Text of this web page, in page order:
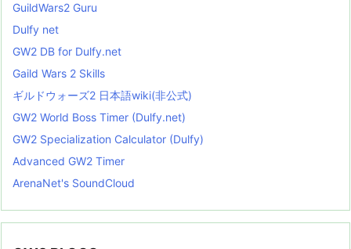
GuildWars2 Guru
Dulfy net
GW2 DB for Dulfy.net
Gaild Wars 2 Skills
ギルドウォーズ2 日本語wiki(非公式)
GW2 World Boss Timer (Dulfy.net)
GW2 Specialization Calculator (Dulfy)
Advanced GW2 Timer
ArenaNet's SoundCloud